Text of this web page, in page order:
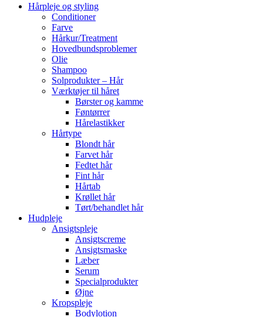
Hårpleje og styling
Conditioner
Farve
Hårkur/Treatment
Hovedbundsproblemer
Olie
Shampoo
Solprodukter – Hår
Værktøjer til håret
Børster og kamme
Føntørrer
Hårelastikker
Hårtype
Blondt hår
Farvet hår
Fedtet hår
Fint hår
Hårtab
Krøllet hår
Tørt/behandlet hår
Hudpleje
Ansigtspleje
Ansigtscreme
Ansigtsmaske
Læber
Serum
Specialprodukter
Øjne
Kropspleje
Bodylotion